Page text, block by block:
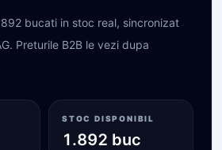
bucati in stoc real, sincronizat
Preturile B2B le vezi dupa
STOC DISPONIBIL
1.892 buc